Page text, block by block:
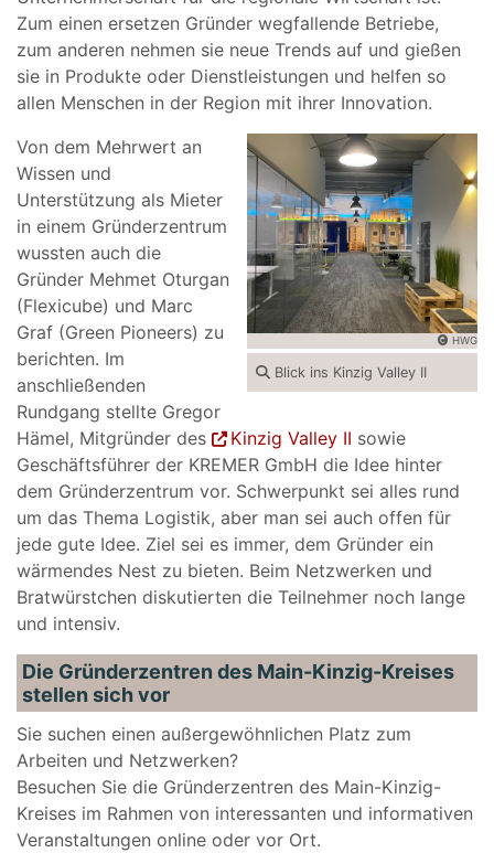
Zum einen ersetzen Gründer wegfallende Betriebe,
zum anderen nehmen sie neue Trends auf und gießen
sie in Produkte oder Dienstleistungen und helfen so
allen Menschen in der Region mit ihrer Innovation.
HWG
Blick ins Kinzig Valley II
Von dem Mehrwert an
Wissen und
Unterstützung als Mieter
in einem Gründerzentrum
wussten auch die
Gründer Mehmet Oturgan
(Flexicube) und Marc
Graf (Green Pioneers) zu
berichten. Im
anschließenden
Rundgang stellte Gregor
Hämel, Mitgründer des
Kinzig Valley II sowie
Geschäftsführer der KREMER GmbH die Idee hinter
dem Gründerzentrum vor. Schwerpunkt sei alles rund
um das Thema Logistik, aber man sei auch offen für
jede gute Idee. Ziel sei es immer, dem Gründer ein
wärmendes Nest zu bieten. Beim Netzwerken und
Bratwürstchen diskutierten die Teilnehmer noch lange
und intensiv.
Die Gründerzentren des Main-Kinzig-Kreises
stellen sich vor
Sie suchen einen außergewöhnlichen Platz zum
Arbeiten und Netzwerken?
Besuchen Sie die Gründerzentren des Main-Kinzig-
Kreises im Rahmen von interessanten und informativen
Veranstaltungen online oder vor Ort.